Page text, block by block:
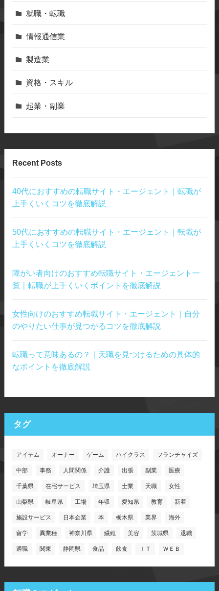
就職・転職
情報通信業
製造業
資格・スキル
起業・副業
Recent Posts
40代におすすめの転職サイト・エージェント｜転職が
上手くいくコツを徹底解説
50代におすすめの転職サイト・エージェント｜転職が
上手くいくコツを徹底解説
障がい者向けのおすすめ転職サイト・エージェント一
覧｜転職が上手くいくポイントを徹底解説
女性向けのおすすめ転職サイト・エージェント｜自分
のやりたい仕事が見つかるコツを徹底解説
転職って意味あるの？｜天職を見つけるための具体的
なポイントを徹底解説
タグ
アイテム オーナー ゲーム ハイクラス フランチャイズ
中部 事務 人間関係 介護 出張 副業 医療
千葉県 在宅サービス 埼玉県 士業 天職 女性
山梨県 岐阜県 工場 年収 愛知県 教育 新着
施設サービス 日本企業 本 栃木県 業界 海外
留学 異業種 神奈川県 繊維 美容 茨城県 退職
適職 関東 静岡県 食品 飲食 ＩＴ ＷＥＢ